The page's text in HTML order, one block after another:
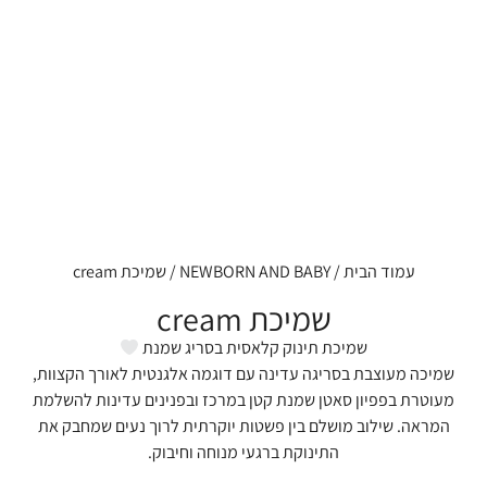
עמוד הבית/
NEWBORN AND BABY/ שמיכת cream
שמיכת cream
שמיכת תינוק קלאסית בסריג שמנת
שמיכה מעוצבת בסריגה עדינה עם דוגמה אלגנטית לאורך הקצוות,
מעוטרת בפפיון סאטן שמנת קטן במרכז ובפנינים עדינות להשלמת
המראה. שילוב מושלם בין פשטות יוקרתית לרוך נעים שמחבק את
התינוקת ברגעי מנוחה וחיבוק.